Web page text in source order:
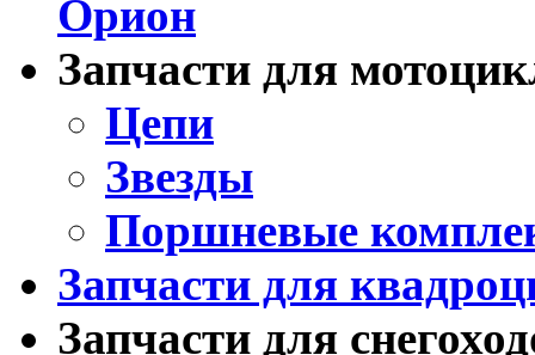
Орион
Запчасти для
Цепи
Звезды
Поршневые
Запчасти для
Запчасти для